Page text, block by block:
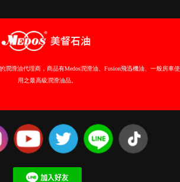
潤滑油代理商，商品有Medos潤滑油、Fusion飛迅機油、一般房車使
用之最高級潤滑油品。